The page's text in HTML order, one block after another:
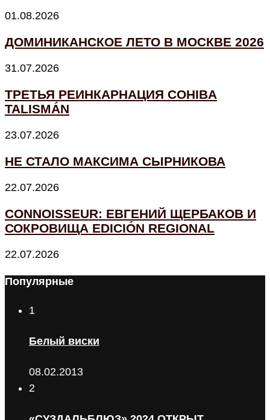
01.08.2026
ДОМИНИКАНСКОЕ ЛЕТО В МОСКВЕ 2026
31.07.2026
ТРЕТЬЯ РЕИНКАРНАЦИЯ COHIBA
TALISMÁN
23.07.2026
НЕ СТАЛО МАКСИМА СЫРНИКОВА
22.07.2026
CONNOISSEUR: ЕВГЕНИЙ ЩЕРБАКОВ И
СОКРОВИЩА EDICIÓN REGIONAL
22.07.2026
Популярные
1
Белый виски
08.02.2013
2